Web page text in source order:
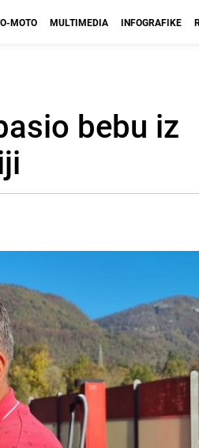
MOTO MULTIMEDIA INFOGRAFIKE
bebu iz